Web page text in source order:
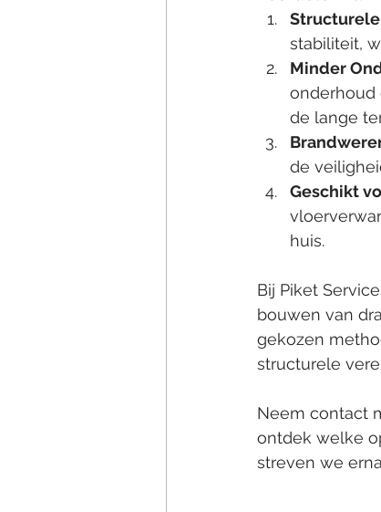
stabiliteit,
Minder
onderhoud
de lange
de
Geschikt
huis.
Bij Piket
bouwen van
gekozen
structurele
Neem contact
ontdek welke
streven we